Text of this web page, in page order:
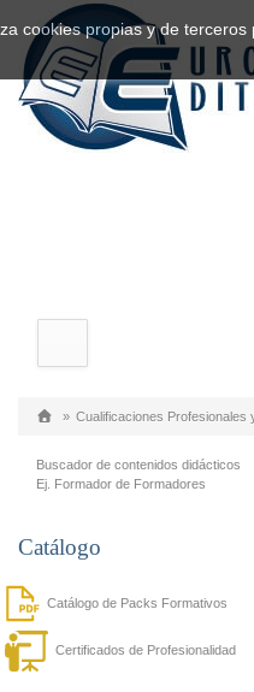
» Cualificaciones Profesionales
Buscador de contenidos didácticos
Ej. Formador de Formadores
Catálogo
Catálogo de Packs Formativos
Certificados de Profesionalidad
cookies propias y de